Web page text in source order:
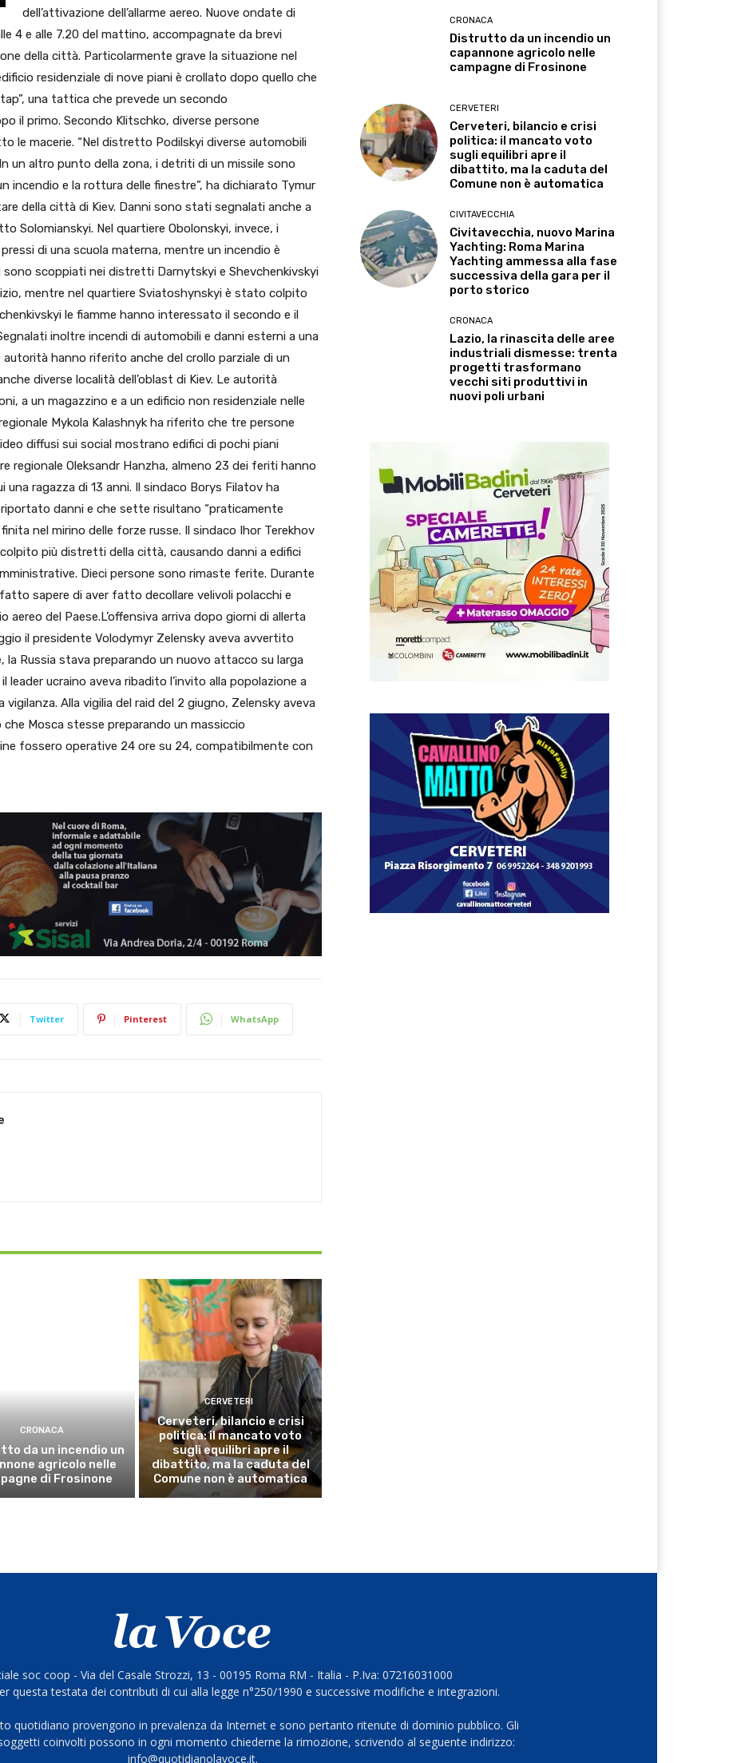
dell’attivazione dell’allarme aereo. Nuove ondate di
4 e alle 7.20 del mattino, accompagnate da brevi
della città. Particolarmente grave la situazione nel
residenziale di nove piani è crollato dopo quello che
una tattica che prevede un secondo
il primo. Secondo Klitschko, diverse persone
le macerie. “Nel distretto Podilskyi diverse automobili
un altro punto della zona, i detriti di un missile sono
incendio e la rottura delle finestre”, ha dichiarato Tymur
della città di Kiev. Danni sono stati segnalati anche a
Solomianskyi. Nel quartiere Obolonskyi, invece, i
di una scuola materna, mentre un incendio è
scoppiati nei distretti Darnytskyi e Shevchenkivskyi
mentre nel quartiere Sviatoshynskyi è stato colpito
le fiamme hanno interessato il secondo e il
inoltre incendi di automobili e danni esterni a una
hanno riferito anche del crollo parziale di un
diverse località dell’oblast di Kiev. Le autorità
a un magazzino e a un edificio non residenziale nelle
Mykola Kalashnyk ha riferito che tre persone
diffusi sui social mostrano edifici di pochi piani
regionale Oleksandr Hanzha, almeno 23 dei feriti hanno
ragazza di 13 anni. Il sindaco Borys Filatov ha
danni e che sette risultano “praticamente
nel mirino delle forze russe. Il sindaco Ihor Terekhov
più distretti della città, causando danni a edifici
Dieci persone sono rimaste ferite. Durante
sapere di aver fatto decollare velivoli polacchi e
del Paese.L’offensiva arriva dopo giorni di allerta
il presidente Volodymyr Zelensky aveva avvertito
Russia stava preparando un nuovo attacco su larga
leader ucraino aveva ribadito l’invito alla popolazione a
Alla vigilia del raid del 2 giugno, Zelensky aveva
Mosca stesse preparando un massiccio
fossero operative 24 ore su 24, compatibilmente con
Twitter Pinterest WhatsApp
CRONACA
da un incendio un
agricolo nelle
di Frosinone
CERVETERI
Cerveteri, bilancio e crisi
politica: il mancato voto
sugli equilibri apre il
dibattito, ma la caduta del
Comune non è automatica
CRONACA
Distrutto da un incendio un
capannone agricolo nelle
campagne di Frosinone
CERVETERI
Cerveteri, bilancio e crisi
politica: il mancato voto
sugli equilibri apre il
dibattito, ma la caduta del
Comune non è automatica
CIVITAVECCHIA
Civitavecchia, nuovo Marina
Yachting: Roma Marina
Yachting ammessa alla fase
successiva della gara per il
porto storico
CRONACA
Lazio, la rinascita delle aree
industriali dismesse: trenta
progetti trasformano
vecchi siti produttivi in
nuovi poli urbani
soc coop - Via del Casale Strozzi, 13 - 00195 Roma RM - Italia - P.Iva: 07216031000
questa testata dei contributi di cui alla legge n°250/1990 e successive modifiche e integrazioni.
quotidiano provengono in prevalenza da Internet e sono pertanto ritenute di dominio pubblico. Gli
coinvolti possono in ogni momento chiederne la rimozione, scrivendo al seguente indirizzo:
info@quotidianolavoce.it.